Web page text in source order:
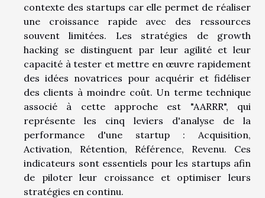
contexte des startups car elle permet de réaliser
une croissance rapide avec des ressources
souvent limitées. Les stratégies de growth
hacking se distinguent par leur agilité et leur
capacité à tester et mettre en œuvre rapidement
des idées novatrices pour acquérir et fidéliser
des clients à moindre coût. Un terme technique
associé à cette approche est "AARRR", qui
représente les cinq leviers d'analyse de la
performance d'une startup : Acquisition,
Activation, Rétention, Référence, Revenu. Ces
indicateurs sont essentiels pour les startups afin
de piloter leur croissance et optimiser leurs
stratégies en continu.